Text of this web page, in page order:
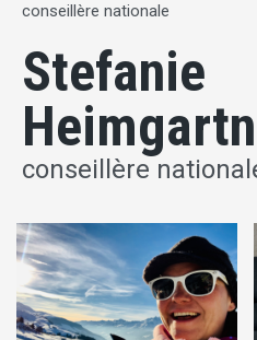
conseillère nationale
Stefanie
conseillère